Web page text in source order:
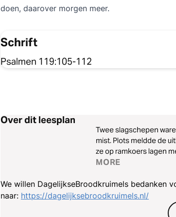
doen, daarover morgen meer.
Schrift
Psalmen 119:105-112
Over dit leesplan
Twee slagschepen
mist. Plots meldde de
ze op ramkoers lagen
voorkomen. Deze week onderzoeken we hoe we, door ons te richten op de Bijbelse waarheid en elkaar,
MORE
We willen DagelijkseBroodkruimels bedanken
naar: https://dagelijksebroodkruimels.nl/